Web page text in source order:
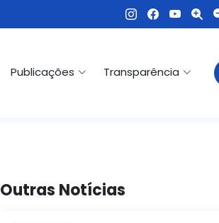
Publicações Transparência
Outras Notícias